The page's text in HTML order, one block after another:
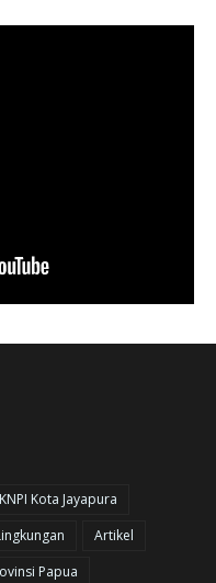
Kota Jayapura
Artikel
Papua